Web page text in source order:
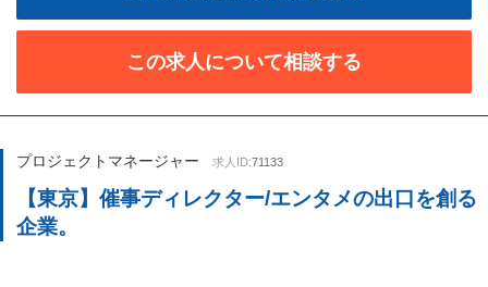
この求人について相談する
プロジェクトマネージャー 求人ID:71133
【東京】催事ディレクター/エンタメの出口を創る
企業。